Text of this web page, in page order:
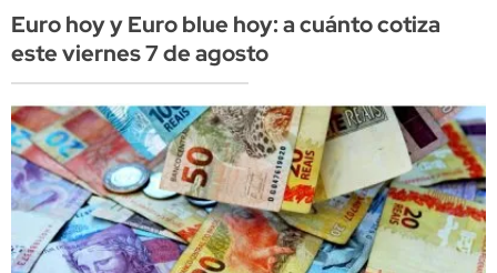
Euro hoy y Euro blue hoy: a cuánto cotiza
este viernes 7 de agosto